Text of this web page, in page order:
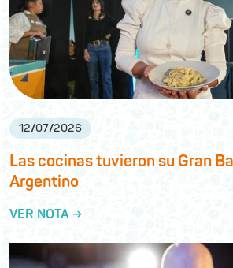
12/07/2026
Las cocinas tuvieron su Gran
Argentino
VER NOTA →